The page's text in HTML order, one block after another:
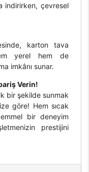
indirirken, çevresel
karton tava
yerel hem de
imkânı sunar.
Verin!
bir şekilde sunmak
göre! Hem sıcak
bir deneyim
prestijini